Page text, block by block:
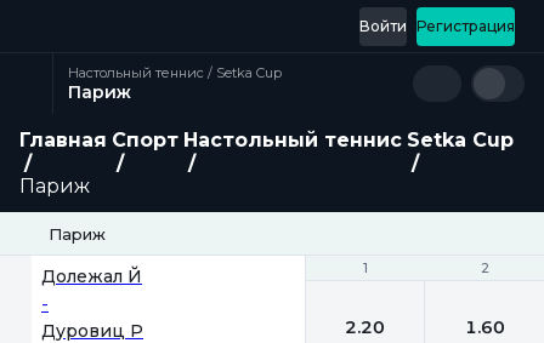
Регистрация
Войти
Настольный теннис / Setka Cup
Париж
Главная Спорт Настольный теннис Setka Cup
Париж
Париж
1 2
Долежал Й
-
Дуровиц Р
1 2
2.20 1.60